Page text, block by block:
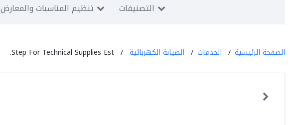
تنظيم المناسبات والمعارض التصنيفات
الصفحة الرئيسية الخدمات الصيانة الكهربائية Step For Technical Supplies Est.